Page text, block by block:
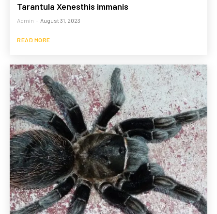
Tarantula Xenesthis immanis
Admin - August 31, 2023
READ MORE